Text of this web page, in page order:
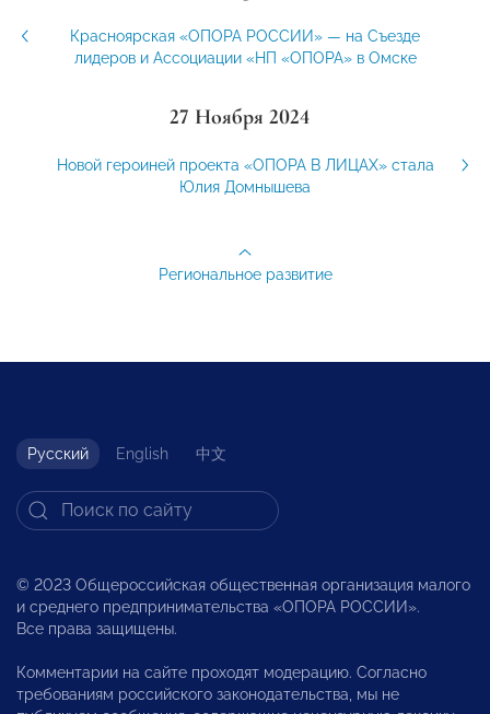
Красноярская «ОПОРА РОССИИ» — на Съезде
лидеров и Ассоциации «НП «ОПОРА» в Омске
27 Ноября 2024
Новой героиней проекта «ОПОРА В ЛИЦАХ» стала
Юлия Домнышева
Региональное развитие
Русский English 中文
© 2023 Общероссийская общественная организация малого
и среднего предпринимательства «ОПОРА РОССИИ».
Все права защищены.
Комментарии на сайте проходят модерацию. Согласно
требованиям российского законодательства, мы не